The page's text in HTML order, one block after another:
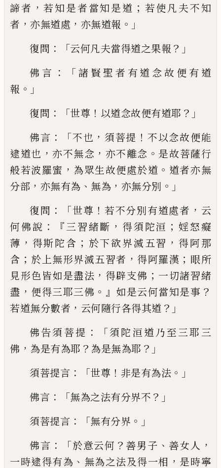
諦者 ，若知是者當知是道 ； 若使凡夫不知
者 ， 亦無道處 ， 亦無道報 。」
復問 ：「云何凡夫當得道之果報 ？」
佛 言 ：「諸賢聖者有道念故便有道
報 。」
復問 ：「世尊 ！ 以道念故便有道耶 ？」
佛言 ：「不也 ， 須菩提 ！ 不以念故便能
逮道也 ，亦不無念 ， 亦不離念 。 是故菩薩行
般若波羅蜜 ， 為眾生故便處於道 。 道者亦無
分部 ， 亦無有為 、 無為 ， 亦無分別 。」
復問 ： 「世尊 ！若不分別有道處者 ， 云
何佛說 ：『三習緒斷 ， 得須陀洹 ； 婬怒癡
薄 ， 得斯陀含 ； 於下欲界滅五習 ， 得阿那
含 ； 於上無形界滅五習者 ， 得阿羅漢 ； 眼所
見形色皆如是盡法 ， 得辟支佛 ； 一切諸習緒
盡 ， 便得三耶三佛 。』 如是云何當知是事 ？
若道無分數者 ， 云何隨行各得其道 ？」
佛告須菩提 ：「須陀洹道乃至三耶三
佛 ， 為是有為耶 ？ 為是無為耶 ？」
須菩提言 ：「世尊 ！ 非是有為法 。」
佛言 ：「無為之法有分界不 ？」
須菩提言 ： 「無有分界 。」
佛言 ：「於意云何 ？ 善男子 、 善女人 ，
一時逮得有為 、 無為之法及得一相 ， 是時寧